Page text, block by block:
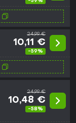
24,99 €
10,11 €
-59%
24,99 €
10,48 €
-58%